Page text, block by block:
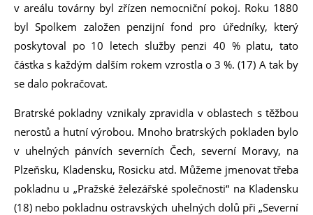
v areálu továrny byl zřízen nemocniční pokoj. Roku 1880
byl Spolkem založen penzijní fond pro úředníky, který
poskytoval po 10 letech služby penzi 40 % platu, tato
částka s každým dalším rokem vzrostla o 3 %. (17) A tak by
se dalo pokračovat.
Bratrské pokladny vznikaly zpravidla v oblastech s těžbou
nerostů a hutní výrobou. Mnoho bratrských pokladen bylo
v uhelných pánvích severních Čech, severní Moravy, na
Plzeňsku, Kladensku, Rosicku atd. Můžeme jmenovat třeba
pokladnu u „Pražské železářské společnosti“ na Kladensku
(18) nebo pokladnu ostravských uhelných dolů při „Severní